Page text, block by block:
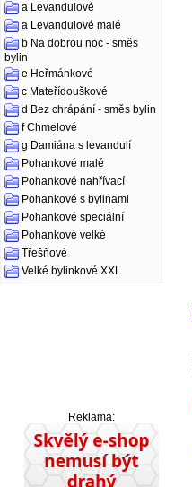
a Levandulové
a Levandulové malé
b Na dobrou noc - směs
bylin
e Heřmánkové
c Mateřídouškové
d Bez chrápání - směs bylin
f Chmelové
g Damiána s levandulí
Pohankové malé
Pohankové nahřívací
Pohankové s bylinami
Pohankové speciální
Pohankové velké
Třešňové
Velké bylinkové XXL
Reklama: